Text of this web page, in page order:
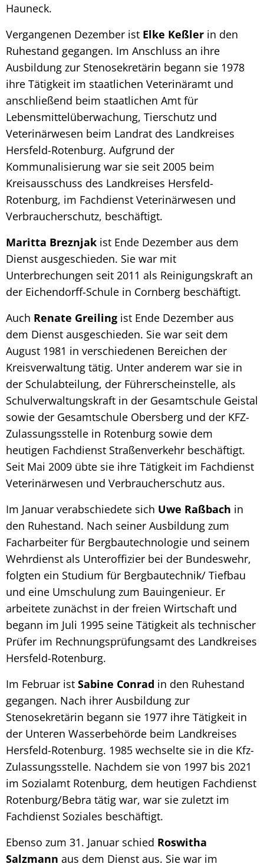
Hauneck.
Vergangenen Dezember ist Elke Keßler in den
Ruhestand gegangen. Im Anschluss an ihre
Ausbildung zur Stenosekretärin begann sie 1978
ihre Tätigkeit im staatlichen Veterinäramt und
anschließend beim staatlichen Amt für
Lebensmittelüberwachung, Tierschutz und
Veterinärwesen beim Landrat des Landkreises
Hersfeld-Rotenburg. Aufgrund der
Kommunalisierung war sie seit 2005 beim
Kreisausschuss des Landkreises Hersfeld-
Rotenburg, im Fachdienst Veterinärwesen und
Verbraucherschutz, beschäftigt.
Maritta Breznjak ist Ende Dezember aus dem
Dienst ausgeschieden. Sie war mit
Unterbrechungen seit 2011 als Reinigungskraft an
der Eichendorff-Schule in Cornberg beschäftigt.
Auch Renate Greiling ist Ende Dezember aus
dem Dienst ausgeschieden. Sie war seit dem
August 1981 in verschiedenen Bereichen der
Kreisverwaltung tätig. Unter anderem war sie in
der Schulabteilung, der Führerscheinstelle, als
Schulverwaltungskraft in der Gesamtschule Geistal
sowie der Gesamtschule Obersberg und der KFZ-
Zulassungsstelle in Rotenburg sowie dem
heutigen Fachdienst Straßenverkehr beschäftigt.
Seit Mai 2009 übte sie ihre Tätigkeit im Fachdienst
Veterinärwesen und Verbraucherschutz aus.
Im Januar verabschiedete sich Uwe Raßbach in
den Ruhestand. Nach seiner Ausbildung zum
Facharbeiter für Bergbautechnologie und seinem
Wehrdienst als Unteroffizier bei der Bundeswehr,
folgten ein Studium für Bergbautechnik/ Tiefbau
und eine Umschulung zum Bauingenieur. Er
arbeitete zunächst in der freien Wirtschaft und
begann im Juli 1995 seine Tätigkeit als technischer
Prüfer im Rechnungsprüfungsamt des Landkreises
Hersfeld-Rotenburg.
Im Februar ist Sabine Conrad in den Ruhestand
gegangen. Nach ihrer Ausbildung zur
Stenosekretärin begann sie 1977 ihre Tätigkeit in
der Unteren Wasserbehörde beim Landkreises
Hersfeld-Rotenburg. 1985 wechselte sie in die Kfz-
Zulassungsstelle. Nachdem sie von 1997 bis 2021
im Sozialamt Rotenburg, dem heutigen Fachdienst
Rotenburg/Bebra tätig war, war sie zuletzt im
Fachdienst Soziales beschäftigt.
Ebenso zum 31. Januar schied Roswitha
Salzmann aus dem Dienst aus. Sie war im